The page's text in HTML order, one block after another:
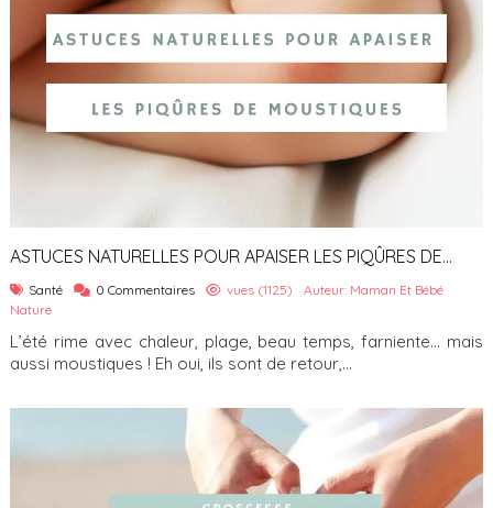
ASTUCES NATURELLES POUR APAISER LES PIQÛRES DE
MOUSTIQUES
Santé 0 Commentaires vues (1125)
Auteur: Maman Et Bébé
Nature
L’été rime avec chaleur, plage, beau temps, farniente… mais
aussi moustiques ! Eh oui, ils sont de retour,...